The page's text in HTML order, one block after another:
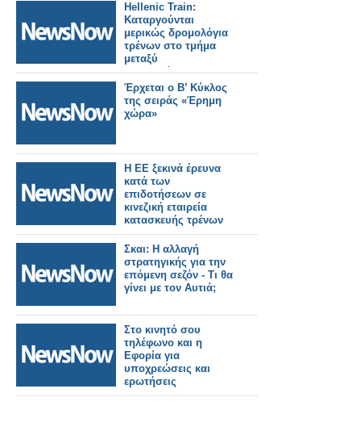
Hellenic Train:
Καταργούνται
μερικώς δρομολόγια
τρένων στο τμήμα
μεταξύ
Σιδηροκάστρου -
Σερρών,
Έρχεται ο Β’ Κύκλος
της σειράς «Έρημη
χώρα»
Η ΕΕ ξεκινά έρευνα
κατά των
επιδοτήσεων σε
κινεζική εταιρεία
κατασκευής τρένων
Σκαι: Η αλλαγή
στρατηγικής για την
επόμενη σεζόν - Τι θα
γίνει με τον Αυτιά;
Στο κινητό σου
τηλέφωνο και η
Εφορία για
υποχρεώσεις και
ερωτήσεις